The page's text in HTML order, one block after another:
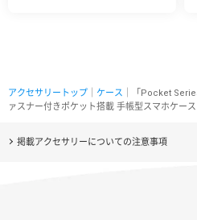
アクセサリートップ ケース ｜「Pocket
ァスナー付きポケット搭載 手帳型スマホケース
掲載アクセサリーについての注意事項